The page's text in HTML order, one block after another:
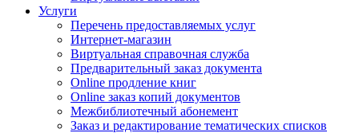
Услуги
Перечень предоставляемых услуг
Интернет-магазин
Виртуальная справочная служба
Предварительный заказ документа
Online продление книг
Online заказ копий документов
Межбиблиотечный абонемент
Заказ и редактирование тематических списков